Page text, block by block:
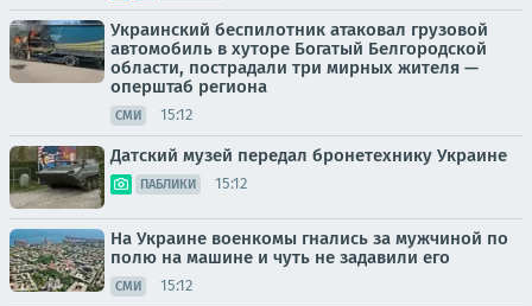
Украинский беспилотник атаковал грузовой
автомобиль в хуторе Богатый Белгородской
области, пострадали три мирных жителя —
оперштаб региона
СМИ 15:12
Датский музей передал бронетехнику Украине
ПАБЛИКИ 15:12
На Украине военкомы гнались за мужчиной по
полю на машине и чуть не задавили его
СМИ 15:12